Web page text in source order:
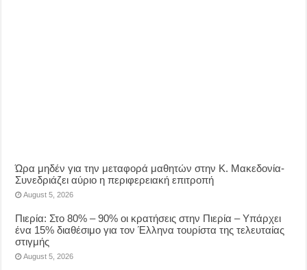
Ώρα μηδέν για την μεταφορά μαθητών στην Κ. Μακεδονία-
Συνεδριάζει αύριο η περιφερειακή επιτροπή
August 5, 2026
Πιερία: Στο 80% – 90% οι κρατήσεις στην Πιερία – Υπάρχει
ένα 15% διαθέσιμο για τον Έλληνα τουρίστα της τελευταίας
στιγμής
August 5, 2026